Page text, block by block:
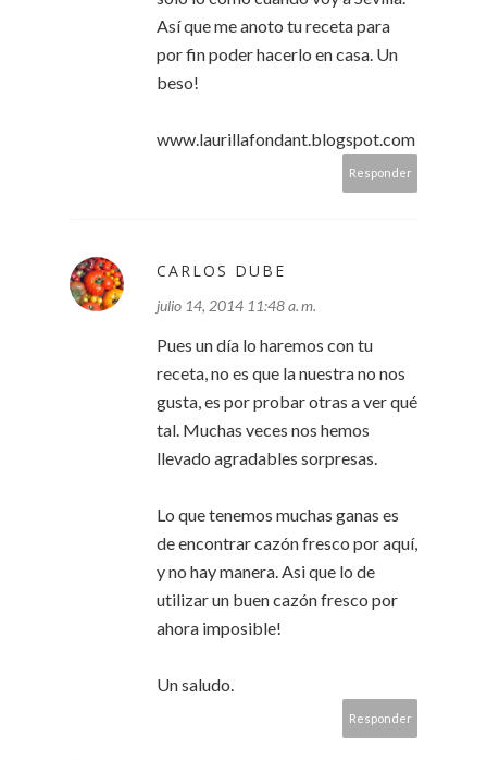
Así que me anoto tu receta para
por fin poder hacerlo en casa. Un
beso!
www.laurillafondant.blogspot.com
Responder
CARLOS DUBE
julio 14, 2014 11:48 a. m.
Pues un día lo haremos con tu
receta, no es que la nuestra no nos
gusta, es por probar otras a ver qué
tal. Muchas veces nos hemos
llevado agradables sorpresas.
Lo que tenemos muchas ganas es
de encontrar cazón fresco por aquí,
y no hay manera. Asi que lo de
utilizar un buen cazón fresco por
ahora imposible!
Un saludo.
Responder